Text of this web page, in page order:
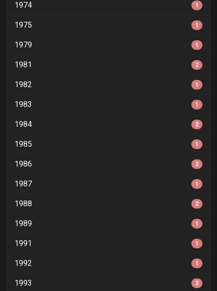
1974 1
1975 1
1979 1
1981 2
1982 1
1983 1
1984 2
1985 1
1986 2
1987 1
1988 2
1989 1
1991 1
1992 1
1993 2